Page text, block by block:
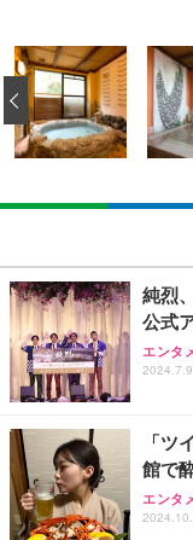
い 跳
キン
ン樹
(黒網
￥
ュチ
￥
ワーク
能 人
ョン
務用
ワーク
能 人
EIZO
イト
￥
EIZO
【純正
フック
【整
ー フ
ort/
回使
￥
x2袋
￥
ネオ・
り 単品
Smart
限定】
超厚型
‹
純烈
公式
エンタ
「
館で
エンタ